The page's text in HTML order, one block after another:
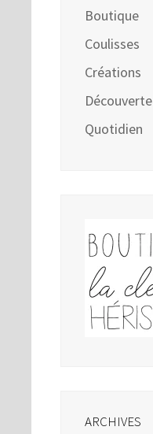
Boutique
Coulisses
Créations
Découverte
Quotidien
ARCHIVES